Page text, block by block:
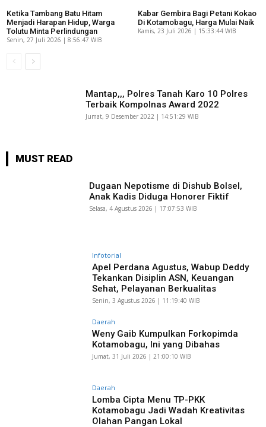
Ketika Tambang Batu Hitam
Menjadi Harapan Hidup, Warga
Tolutu Minta Perlindungan
Senin, 27 Juli 2026 | 8:56:47 WIB
Kabar Gembira Bagi Petani Kokao
Di Kotamobagu, Harga Mulai Naik
Kamis, 23 Juli 2026 | 15:33:44 WIB
Mantap,,, Polres Tanah Karo 10 Polres
Terbaik Kompolnas Award 2022
Jumat, 9 Desember 2022 | 14:51:29 WIB
MUST READ
Dugaan Nepotisme di Dishub Bolsel,
Anak Kadis Diduga Honorer Fiktif
Selasa, 4 Agustus 2026 | 17:07:53 WIB
Infotorial
Apel Perdana Agustus, Wabup Deddy
Tekankan Disiplin ASN, Keuangan
Sehat, Pelayanan Berkualitas
Senin, 3 Agustus 2026 | 11:19:40 WIB
Daerah
Weny Gaib Kumpulkan Forkopimda
Kotamobagu, Ini yang Dibahas
Jumat, 31 Juli 2026 | 21:00:10 WIB
Daerah
Lomba Cipta Menu TP-PKK
Kotamobagu Jadi Wadah Kreativitas
Olahan Pangan Lokal